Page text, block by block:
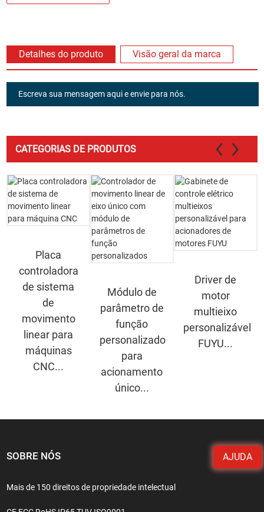
AJUDA
Detalhes do produto Visão geral da marca
Escreva sua mensagem aqui e envie para nós.
CATEGORIAS DE PRODUTOS
Placa
controladora
de sistema
de
movimento
linear para
máquinas
CNC...
Módulo de
parâmetro de
função
personalizado
para
acionamento
único...
Driver de
motor
multieixo
personalizável
FUYU...
SOBRE NÓS
Mais de 150 direitos de propriedade intelectual